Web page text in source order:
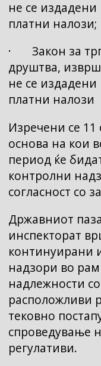
не се
платни налози;
· Закон за
друштва,
не се
платни налози
Изречени се
основа на кои
период ќе
контролни
согласност со
Државниот
инспекторат
континуирани
надзори во
надлежности
расположливи
тековно
спроведување
регулативи.